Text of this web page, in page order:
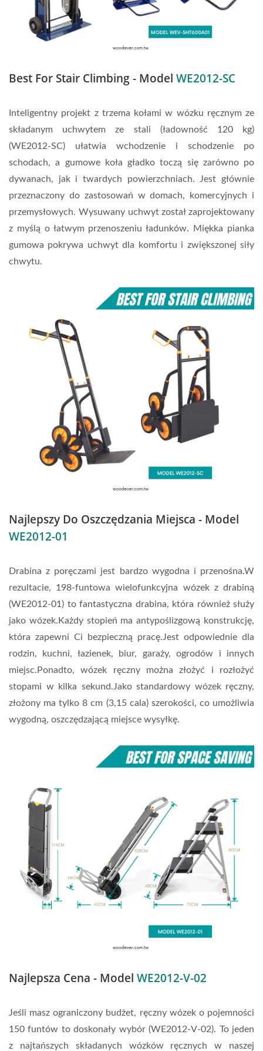
Best For Stair Climbing - Model WE2012-SC
Inteligentny projekt z trzema kołami w wózku ręcznym ze
składanym uchwytem ze stali (ładowność 120 kg)
(WE2012-SC) ułatwia wchodzenie i schodzenie po
schodach, a gumowe koła gładko toczą się zarówno po
dywanach, jak i twardych powierzchniach. Jest głównie
przeznaczony do zastosowań w domach, komercyjnych i
przemysłowych. Wysuwany uchwyt został zaprojektowany
z myślą o łatwym przenoszeniu ładunków. Miękka pianka
gumowa pokrywa uchwyt dla komfortu i zwiększonej siły
chwytu.
Najlepszy Do Oszczędzania Miejsca - Model
WE2012-01
Drabina z poręczami jest bardzo wygodna i przenośna.W
rezultacie, 198-funtowa wielofunkcyjna wózek z drabiną
(WE2012-01) to fantastyczna drabina, która również służy
jako wózek.Każdy stopień ma antypoślizgową konstrukcję,
która zapewni Ci bezpieczną pracę.Jest odpowiednie dla
rodzin, kuchni, łazienek, biur, garaży, ogrodów i innych
miejsc. Ponadto, wózek ręczny można złożyć i rozłożyć
stopami w kilka sekund.Jako standardowy wózek ręczny,
złożony ma tylko 8 cm (3,15 cala) szerokości, co umożliwia
wygodną, oszczędzającą miejsce wysyłkę.
Najlepsza Cena - Model WE2012-V-02
Jeśli masz ograniczony budżet, ręczny wózek o pojemności
150 funtów to doskonały wybór (WE2012-V-02). To jeden
z najtańszych składanych wózków ręcznych w naszej